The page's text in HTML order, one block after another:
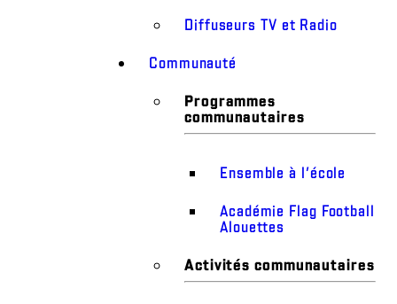
Diffuseurs TV et Radio
Communauté
Programmes
communautaires
Ensemble à l’école
Académie Flag Football
Alouettes
Activités communautaires